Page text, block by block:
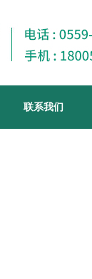
联系我们